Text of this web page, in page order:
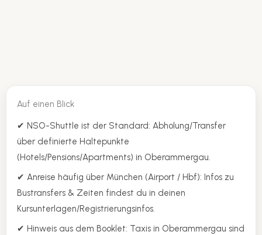
Auf einen Blick
✔ NSO-Shuttle ist der Standard: Abholung/Transfer
über definierte Haltepunkte
(Hotels/Pensions/Apartments) in Oberammergau.
✔ Anreise häufig über München (Airport / Hbf): Infos zu
Bustransfers & Zeiten findest du in deinen
Kursunterlagen/Registrierungsinfos.
✔ Hinweis aus dem Booklet: Taxis in Oberammergau sind